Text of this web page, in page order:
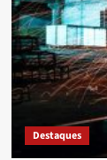
Destaques